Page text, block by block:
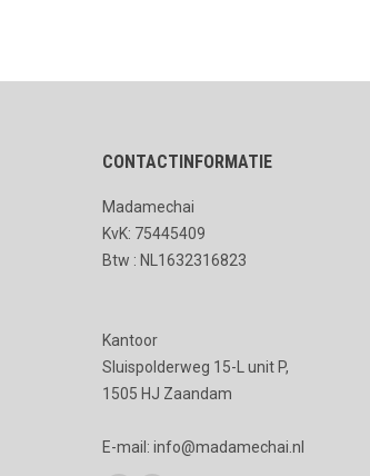
CONTACTINFORMATIE
Madamechai
KvK: 75445409
Btw : NL1632316823
Kantoor
Sluispolderweg 15-L unit P,
1505 HJ Zaandam
E-mail: info@madamechai.nl